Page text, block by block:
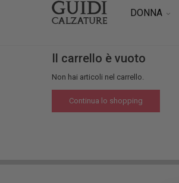
DONNA
Il carrello è vuoto
Non hai articoli nel carrello.
Continua lo shopping